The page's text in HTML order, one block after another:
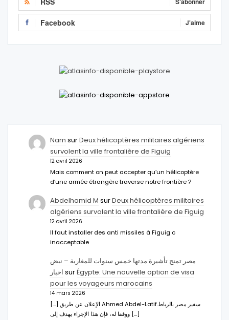
Facebook J'aime
Nam surDeux hélicoptères militaires algériens
survolent la ville frontalière de Figuig
12 avril 2026
Mais comment on peut accepter qu’un hélicoptère
d’une armée étrangère traverse notre frontière ?
Abdelhamid M surDeux hélicoptères militaires
algériens survolent la ville frontalière de Figuig
12 avril 2026
Il faut installer des anti missiles à Figuig c
inacceptable
مصر تمنح تأشيرة مدتها خمس سنوات للمغاربة – نبض
اخبار surÉgypte: Une nouvelle option de visa
pour les voyageurs marocains
14 mars 2026
[…] الإعلان عن طريق Ahmed Abdel-Latifسفير مصر بالرباط.
ووفقا له، فإن هذا الإجراء يهدف إلى […]